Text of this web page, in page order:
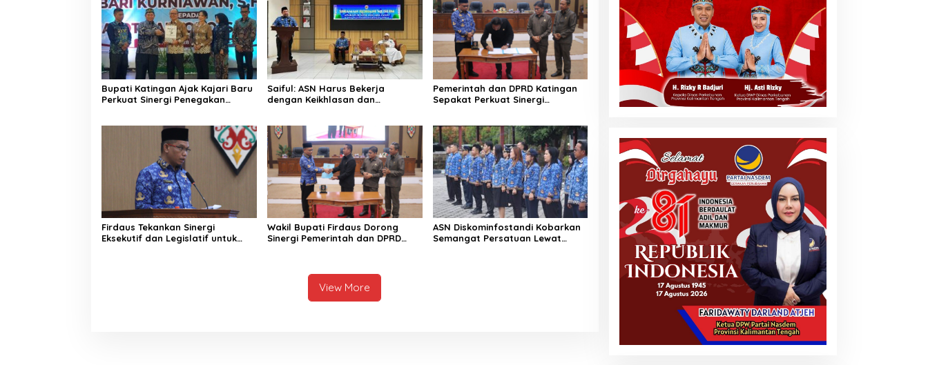
Bupati Katingan Ajak Kajari Baru
Perkuat Sinergi Penegakan
Saiful: ASN Harus Bekerja
dengan Keikhlasan dan
Pemerintah dan DPRD Katingan
Sepakat Perkuat Sinergi
Firdaus Tekankan Sinergi
Eksekutif dan Legislatif untuk
Wakil Bupati Firdaus Dorong
Sinergi Pemerintah dan DPRD
ASN Diskominfostandi Kobarkan
Semangat Persatuan Lewat
View More